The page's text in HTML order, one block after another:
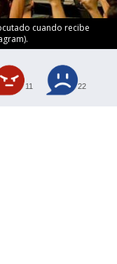
cuando recibe
11 22